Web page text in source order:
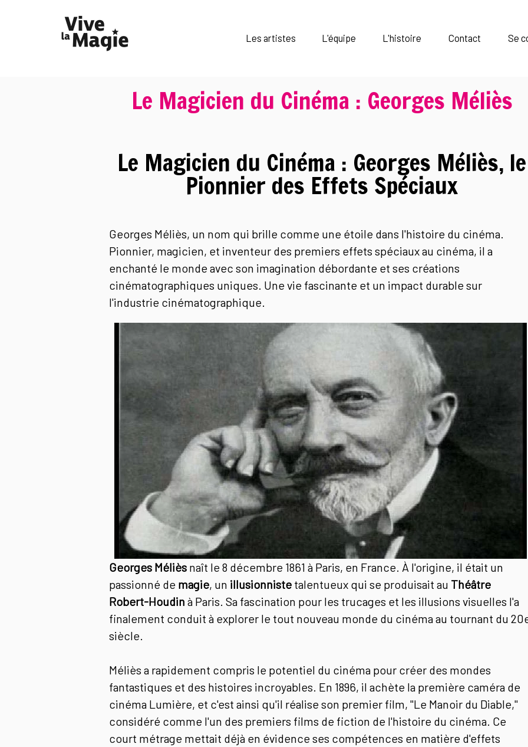
Les artistes L'équipe L'histoire Contact Se
Le Magicien du Cinéma : Georges Méliès
Le Magicien du Cinéma : Georges Méliès, le
Pionnier des Effets Spéciaux
Georges Méliès, un nom qui brille comme une étoile dans l'histoire du cinéma.
Pionnier, magicien, et inventeur des premiers effets spéciaux au cinéma, il a
enchanté le monde avec son imagination débordante et ses créations
cinématographiques uniques. Une vie fascinante et un impact durable sur
l'industrie cinématographique.
Georges Mélièsnaît le 8 décembre 1861 à Paris, en France. À l'origine, il était un
passionné de magie, un illusionniste talentueux qui se produisait au Théâtre
Robert-Houdin à Paris. Sa fascination pour les trucages et les illusions visuelles l'a
finalement conduit à explorer le tout nouveau monde du cinéma au tournant du
siècle.
Méliès a rapidement compris le potentiel du cinéma pour créer des mondes
fantastiques et des histoires incroyables. En 1896, il achète la première caméra de
cinéma Lumière, et c'est ainsi qu'il réalise son premier film, "Le Manoir du Diable,"
considéré comme l'un des premiers films de fiction de l'histoire du cinéma. Ce
court métrage mettait déjà en évidence ses compétences en matière d'effets